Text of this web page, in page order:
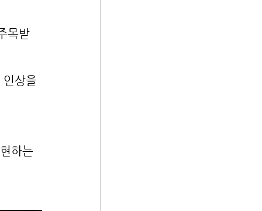
목받
인상을
하는